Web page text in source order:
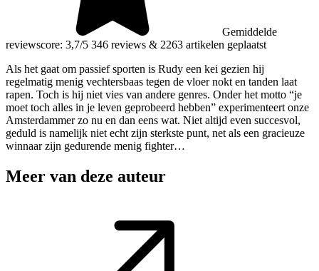
Gemiddelde
reviewscore: 3,7/5 346 reviews & 2263 artikelen geplaatst
Als het gaat om passief sporten is Rudy een kei gezien hij
regelmatig menig vechtersbaas tegen de vloer nokt en tanden laat
rapen. Toch is hij niet vies van andere genres. Onder het motto “je
moet toch alles in je leven geprobeerd hebben” experimenteert onze
Amsterdammer zo nu en dan eens wat. Niet altijd even succesvol,
geduld is namelijk niet echt zijn sterkste punt, net als een gracieuze
winnaar zijn gedurende menig fighter…
Meer van deze auteur